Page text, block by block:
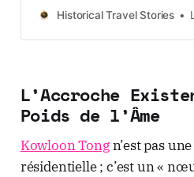
neighbourhoods filled with
Historical Travel Stories
L’Accroche
Poids de l’Âme
Kowloon Tongn’est pas
résidentielle ; c’est un «